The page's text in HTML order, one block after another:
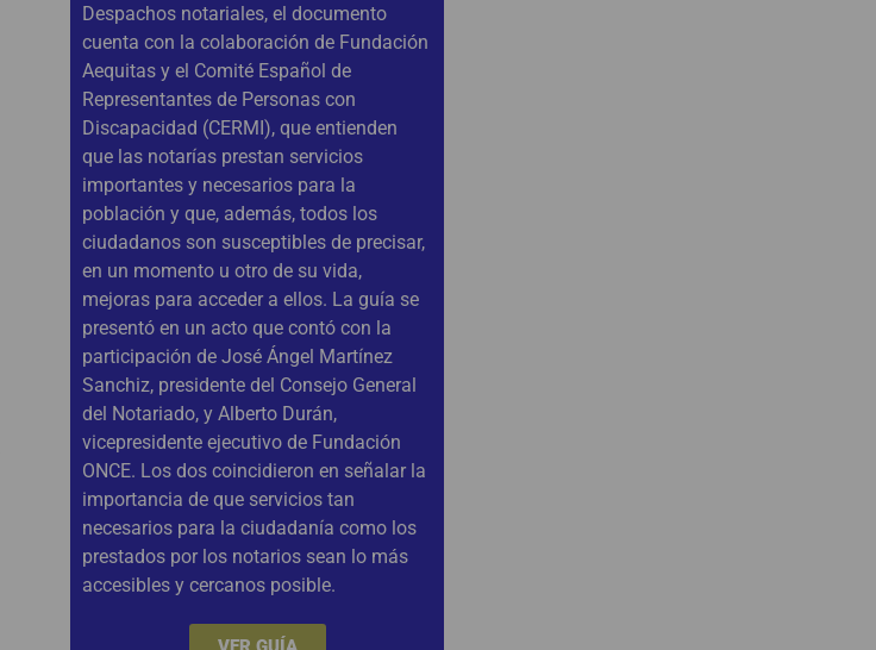
Despachos notariales, el documento
cuenta con la colaboración de Fundación
Aequitas y el Comité Español de
Representantes de Personas con
Discapacidad (CERMI), que entienden
que las notarías prestan servicios
importantes y necesarios para la
población y que, además, todos los
ciudadanos son susceptibles de precisar,
en un momento u otro de su vida,
mejoras para acceder a ellos. La guía se
presentó en un acto que contó con la
participación de José Ángel Martínez
Sanchiz, presidente del Consejo General
del Notariado, y Alberto Durán,
vicepresidente ejecutivo de Fundación
ONCE. Los dos coincidieron en señalar la
importancia de que servicios tan
necesarios para la ciudadanía como los
prestados por los notarios sean lo más
accesibles y cercanos posible.